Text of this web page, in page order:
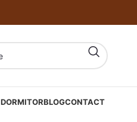
BLOGCONTACT